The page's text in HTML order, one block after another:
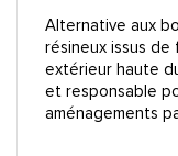
Alternative aux
résineux issus
extérieur haute
et responsable
aménagements